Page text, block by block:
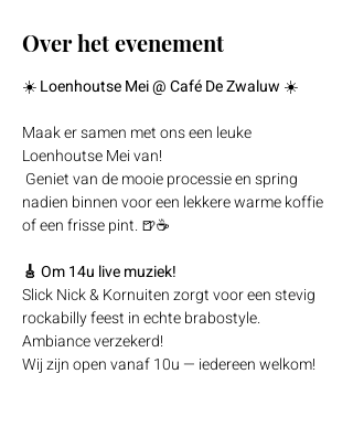
Over het evenement
☀️ Loenhoutse Mei @ Café De Zwaluw ☀️
Maak er samen met ons een leuke
Loenhoutse Mei van!
nadien binnen voor een lekkere warme koffie
of een frisse pint. 🍺☕
🎸 Om 14u live muziek!
Slick Nick & Kornuiten zorgt voor een stevig
rockabilly feest in echte brabostyle.
Ambiance verzekerd!
Wij zijn open vanaf 10u — iedereen welkom!